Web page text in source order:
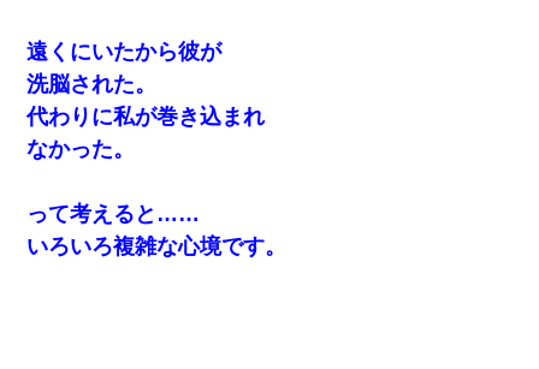
遠くにいたから彼が
洗脳された。
代わりに私が巻き込まれ
なかった。
って考えると……
いろいろ複雑な心境です。